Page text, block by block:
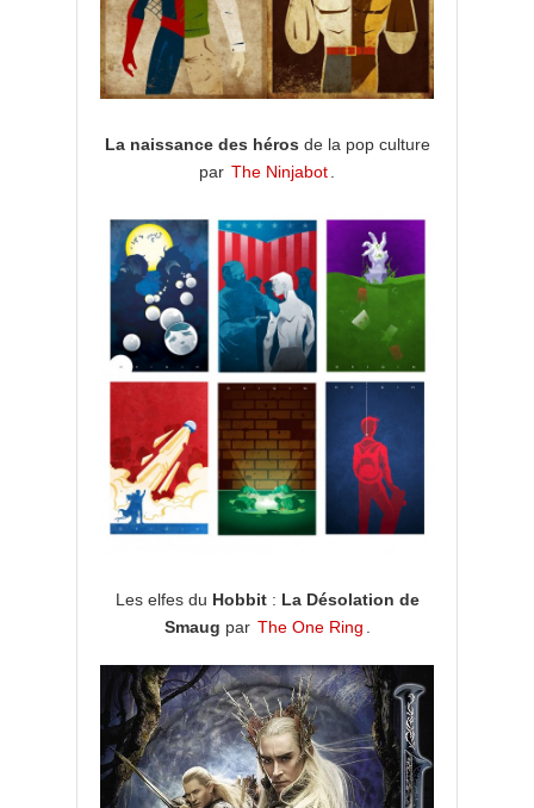
La naissance des héros de la pop culture
par The Ninjabot
Les elfes du Hobbit: La Désolation de
Smaug par The One Ring